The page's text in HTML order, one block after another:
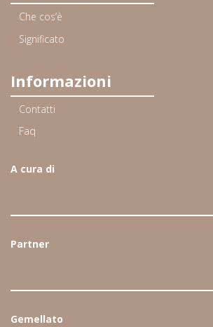
Che cos’è
Significato
Informazioni
Contatti
Faq
A cura di
Partner
Gemellato